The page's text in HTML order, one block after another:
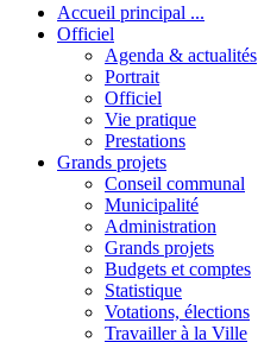
Accueil principal ...
Officiel
Agenda & actualités
Portrait
Officiel
Vie pratique
Prestations
Grands projets
Conseil communal
Municipalité
Administration
Grands projets
Budgets et comptes
Statistique
Votations, élections
Travailler à la Ville